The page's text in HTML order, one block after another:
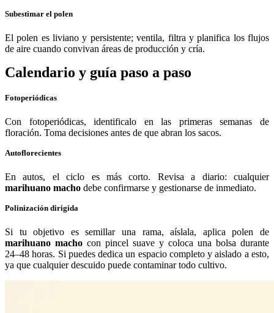
Subestimar el polen
El polen es liviano y persistente; ventila, filtra y planifica los flujos
de aire cuando convivan áreas de producción y cría.
Calendario y guía paso a paso
Fotoperiódicas
Con fotoperiódicas, identificalo en las primeras semanas de
floración. Toma decisiones antes de que abran los sacos.
Autoflorecientes
En autos, el ciclo es más corto. Revisa a diario: cualquier
marihuano macho debe confirmarse y gestionarse de inmediato.
Polinización dirigida
Si tu objetivo es semillar una rama, aíslala, aplica polen de
marihuano macho con pincel suave y coloca una bolsa durante
24–48 horas. Si puedes dedica un espacio completo y aislado a esto,
ya que cualquier descuido puede contaminar todo cultivo.